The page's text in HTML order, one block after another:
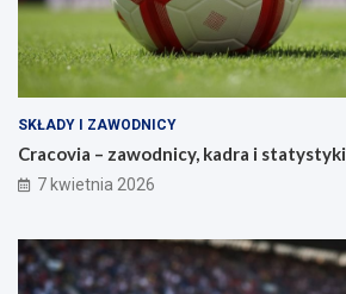
SKŁADY I ZAWODNICY
Cracovia – zawodnicy, kadra i statystyki
7 kwietnia 2026